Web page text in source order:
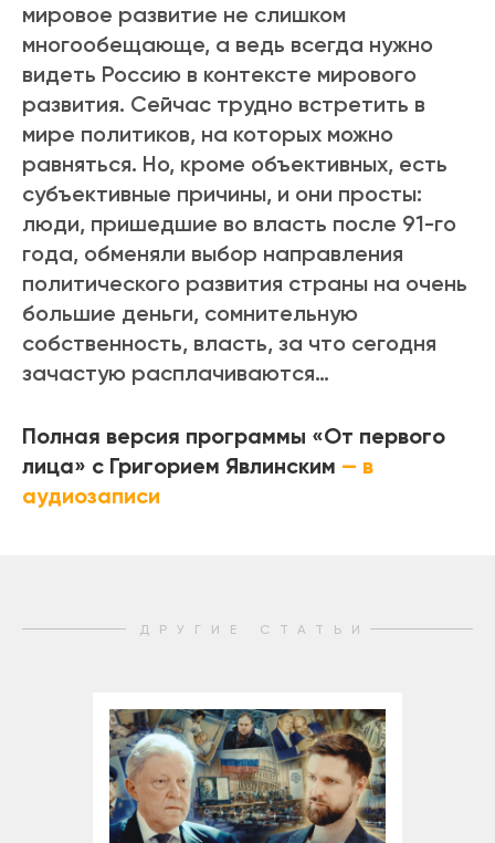
мировое развитие не слишком
многообещающе, а ведь всегда нужно
видеть Россию в контексте мирового
развития. Сейчас трудно встретить в
мире политиков, на которых можно
равняться. Но, кроме объективных, есть
субъективные причины, и они просты:
люди, пришедшие во власть после 91-го
года, обменяли выбор направления
политического развития страны на очень
большие деньги, сомнительную
собственность, власть, за что сегодня
зачастую расплачиваются…
Полная версия программы «От первого
лица» с Григорием Явлинским — в
аудиозаписи
ДРУГИЕ СТАТЬИ